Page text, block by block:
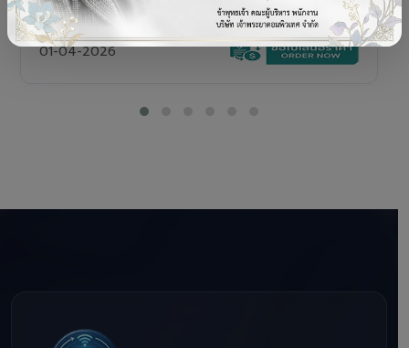
เครื่อง POS All-in-One Touch Screen ดีไซน์พรีเมียม
01-04-2026